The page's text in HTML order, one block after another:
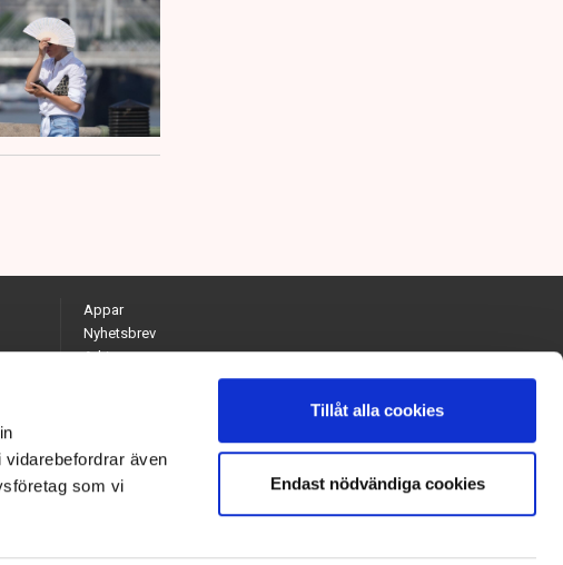
även
som vi
Tillåt alla cookies
Endast nödvändiga cookies
Appar
Nyhetsbrev
Arkiv
Kontakta redaktionen
Chefredaktör och ansvarig utgivare: